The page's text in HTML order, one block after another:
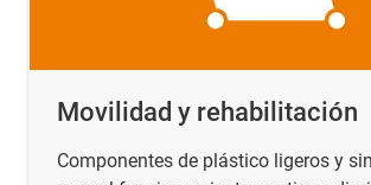
Movilidad y rehabilitación
Componentes de plástico ligeros y